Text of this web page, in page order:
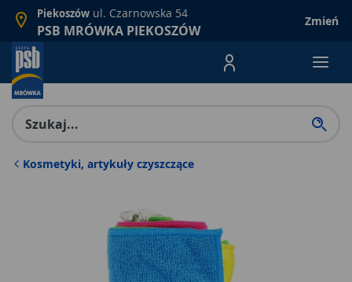
Piekoszów ul. Czarnowska 54
PSB MRÓWKA PIEKOSZÓW
Zmień
Menu Produktów,
Kosmetyki, artykuły czyszczące